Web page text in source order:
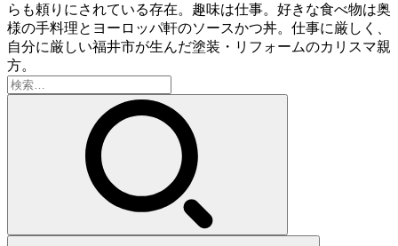
らも頼りにされている存在。趣味は仕事。好きな食べ物は奥
様の手料理とヨーロッパ軒のソースかつ丼。仕事に厳しく、
自分に厳しい福井市が生んだ塗装・リフォームのカリスマ親
方。
検
索: